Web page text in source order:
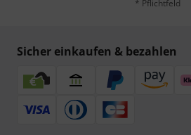
* Pflichtfeld
Sicher einkaufen & bezahlen